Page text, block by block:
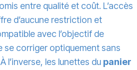
entre qualité et coût. L’accès
d’aucune restriction et
avec l’objectif de
se corriger optiquement sans
l’inverse, les lunettes du panier